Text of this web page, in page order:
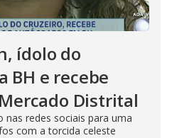
ídolo do
BH e recebe
Distrital
redes sociais para uma
com a torcida celeste